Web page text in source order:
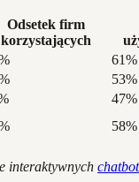
Odsetek firm
korzystających
61%
53%
47%
58%
interaktywnych chatbot